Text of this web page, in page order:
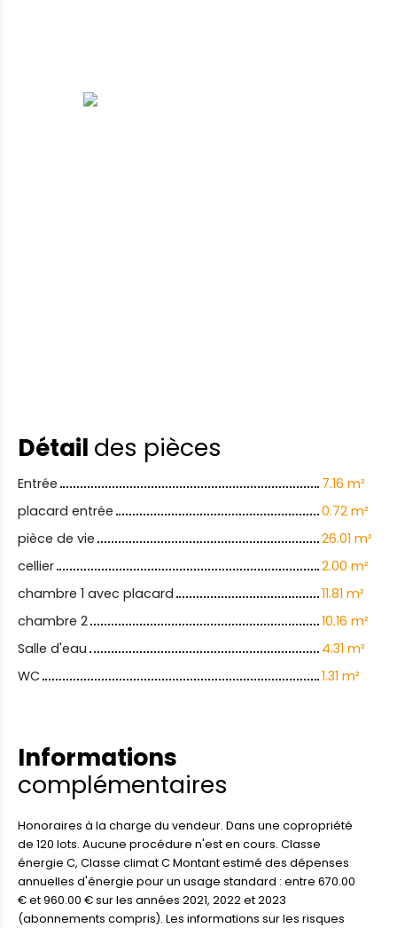
Détail des pièces
Entrée
7.16 m²
placard entrée
0.72 m²
pièce de vie
26.01 m²
cellier
2.00 m²
chambre 1 avec placard
11.81 m²
chambre 2
10.16 m²
Salle d'eau
4.31 m²
WC
1.31 m²
Informations
complémentaires
Honoraires à la charge du vendeur. Dans une copropriété
de 120 lots. Aucune procédure n'est en cours. Classe
énergie C, Classe climat C Montant estimé des dépenses
annuelles d'énergie pour un usage standard : entre 670.00
€ et 960.00 € sur les années 2021, 2022 et 2023
(abonnements compris). Les informations sur les risques